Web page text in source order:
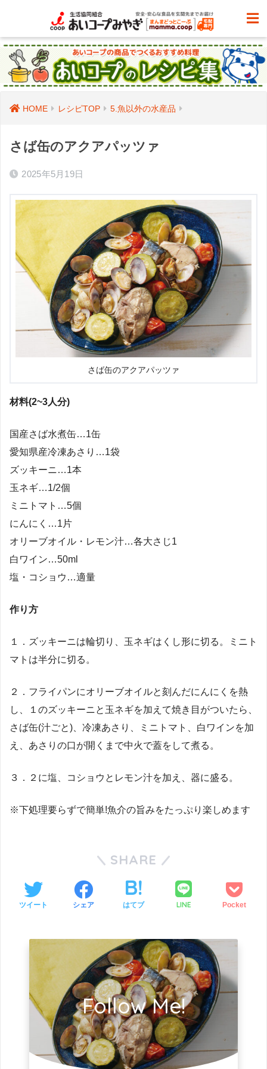
HOME レシピTOP 5.魚以外の水産品
さば缶のアクアパッツァ
2025年5月19日
さば缶のアクアパッツァ
材料(2~3人分)
国産さば水煮缶…1缶
愛知県産冷凍あさり…1袋
ズッキーニ…1本
玉ネギ…1/2個
ミニトマト…5個
にんにく…1片
オリーブオイル・レモン汁…各大さじ1
白ワイン…50ml
塩・コショウ…適量
作り方
１．ズッキーニは輪切り、玉ネギはくし形に切る。ミニト
マトは半分に切る。
２．フライパンにオリーブオイルと刻んだにんにくを熱
し、１のズッキーニと玉ネギを加えて焼き目がついたら、
さば缶(汁ごと)、冷凍あさり、ミニトマト、白ワインを加
え、あさりの口が開くまで中火で蓋をして煮る。
３．２に塩、コショウとレモン汁を加え、器に盛る。
※下処理要らずで簡単!魚介の旨みをたっぷり楽しめます
SHARE
ツイート シェア はてブ LINE Pocket
Follow Me!